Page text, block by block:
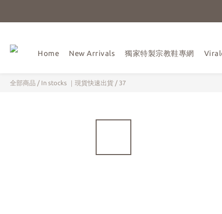
Home New Arrivals 獨家特製宗教鞋專網
全部商品 / In stocks ｜現貨快速出貨 / 37